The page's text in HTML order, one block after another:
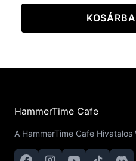
HammerTime Cafe
A HammerTime Cafe